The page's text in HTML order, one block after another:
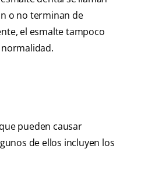
o no terminan de
el esmalte tampoco
pueden causar
de ellos incluyen los